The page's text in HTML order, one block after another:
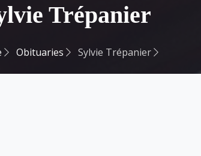
Trépanier
Obituaries Sylvie Trépanier